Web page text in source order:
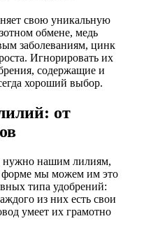
свою уникальную
обмене, медь
заболеваниям, цинк
Игнорировать их
содержащие и
хороший выбор.
от
нужно нашим лилиям,
форме мы можем им это
типа удобрений:
из них есть свои
умеет их грамотно